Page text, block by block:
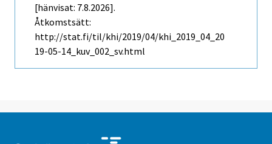
[hänvisat: 7.8.2026].
Åtkomstsätt:
http://stat.fi/til/khi/2019/04/khi_2019_04_20
19-05-14_kuv_002_sv.html